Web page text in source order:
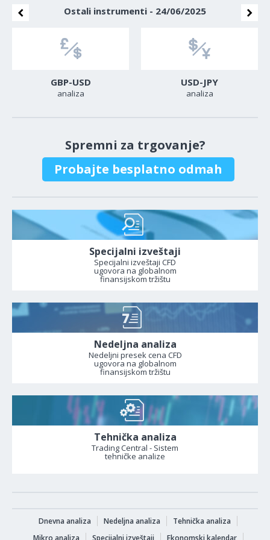
Ostali instrumenti - 24/06/2025
GBP-USD
analiza
USD-JPY
analiza
Spremni za trgovanje?
Probajte besplatno odmah
Specijalni izveštaji
Specijalni izveštaji CFD
ugovora na globalnom
finansijskom tržištu
Nedeljna analiza
Nedeljni presek cena CFD
ugovora na globalnom
finansijskom tržištu
Tehnička analiza
Trading Central - Sistem
tehničke analize
Dnevna analiza Nedeljna analiza
Tehnička analiza
Mikro analiza
Specijalni izveštaji Ekonomski kalendar